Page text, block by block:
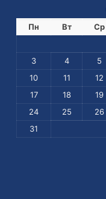
Пн Вт Ср
3
4 5
10
11 12
17
18 19
24
25 26
31